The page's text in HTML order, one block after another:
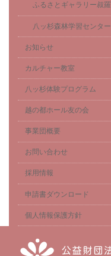
ふるさとギャラリー叔羅
八ッ杉森林学習センター
お知らせ
カルチャー教室
八ッ杉体験プログラム
越の都ホール友の会
事業団概要
お問い合わせ
採用情報
申請書ダウンロード
個人情報保護方針